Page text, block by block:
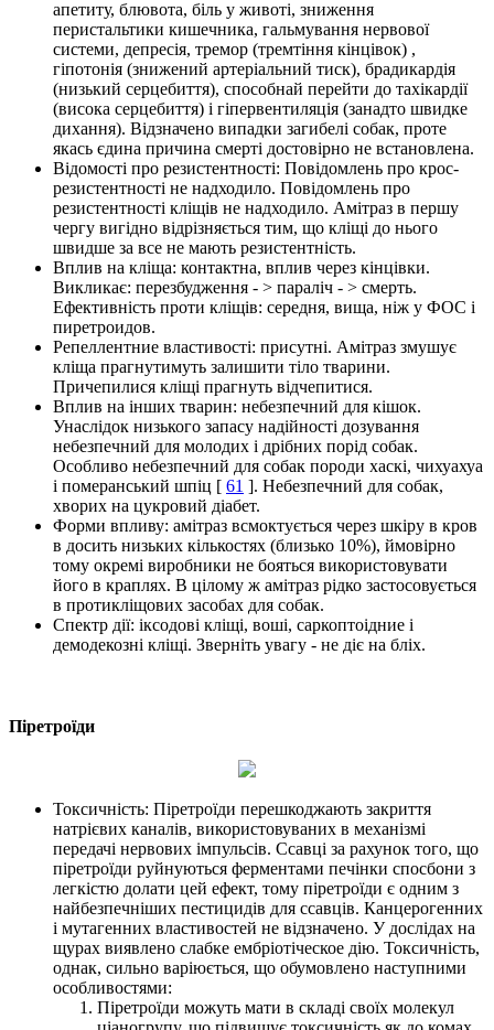
апетиту, блювота, біль у животі, зниження
перистальтики кишечника, гальмування нервової
системи, депресія, тремор (тремтіння кінцівок) ,
гіпотонія (знижений артеріальний тиск), брадикардія
(низький серцебиття), способнай перейти до тахікардії
(висока серцебиття) і гіпервентиляція (занадто швидке
дихання). Відзначено випадки загибелі собак, проте
якась єдина причина смерті достовірно не встановлена.
Відомості про резистентності: Повідомлень про крос-
резистентності не надходило. Повідомлень про
резистентності кліщів не надходило. Амітраз в першу
чергу вигідно відрізняється тим, що кліщі до нього
швидше за все не мають резистентність.
Вплив на кліща: контактна, вплив через кінцівки.
Викликає: перезбудження - > параліч - > смерть.
Ефективність проти кліщів: середня, вища, ніж у ФОС і
пиретроидов.
Репеллентние властивості: присутні. Амітраз змушує
кліща прагнутимуть залишити тіло тварини.
Причепилися кліщі прагнуть відчепитися.
Вплив на інших тварин: небезпечний для кішок.
Унаслідок низького запасу надійності дозування
небезпечний для молодих і дрібних порід собак.
Особливо небезпечний для собак породи хаскі, чихуахуа
і померанський шпіц [ 61 ]. Небезпечний для собак,
хворих на цукровий діабет.
Форми впливу: амітраз всмоктується через шкіру в кров
в досить низьких кількостях (близько 10%), ймовірно
тому окремі виробники не бояться використовувати
його в краплях. В цілому ж амітраз рідко застосовується
в протикліщових засобах для собак.
Спектр дії: іксодові кліщі, воші, саркоптоідние і
демодекозні кліщі. Зверніть увагу - не діє на бліх.
Піретроїди
Токсичність: Піретроїди перешкоджають закриття
натрієвих каналів, використовуваних в механізмі
передачі нервових імпульсів. Ссавці за рахунок того, що
піретроїди руйнуються ферментами печінки спосбони з
легкістю долати цей ефект, тому піретроїди є одним з
найбезпечніших пестицидів для ссавців. Канцерогенних
і мутагенних властивостей не відзначено. У дослідах на
щурах виявлено слабке ембріотіческое дію. Токсичність,
однак, сильно варіюється, що обумовлено наступними
особливостями:
Піретроїди можуть мати в складі своїх молекул